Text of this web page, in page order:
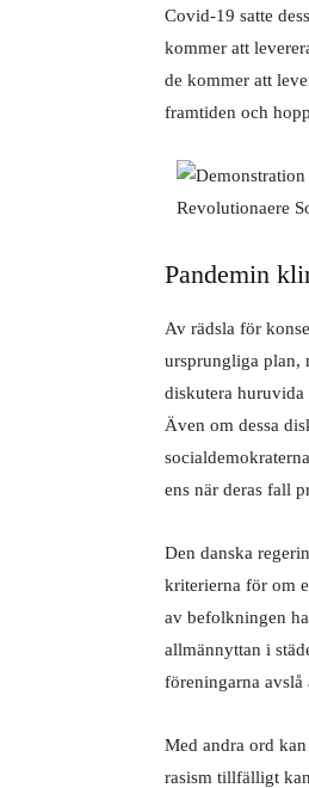
Covid-19 satte
kommer att
de kommer att
framtiden och
Pandemin
Av rädsla för
ursprungliga plan,
diskutera
Även om dessa
ens när deras fall
Den danska
kriterierna för om
av befolkningen
allmännyttan i
föreningarna avslå
Med andra ord
rasism tillfälligt